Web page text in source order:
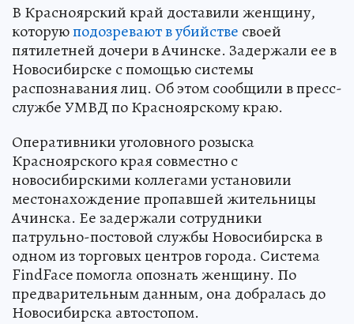
В Красноярский край доставили женщину,
которуюподозревают в убийстве своей
пятилетней дочери в Ачинске. Задержали ее в
Новосибирске с помощью системы
распознавания лиц. Об этом сообщили в пресс-
службе УМВД по Красноярскому краю.
Оперативники уголовного розыска
Красноярского края совместно с
новосибирскими коллегами установили
местонахождение пропавшей жительницы
Ачинска. Ее задержали сотрудники
патрульно-постовой службы Новосибирска в
одном из торговых центров города. Система
FindFace помогла опознать женщину. По
предварительным данным, она добралась до
Новосибирска автостопом.